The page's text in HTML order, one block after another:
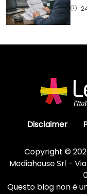
Disclaimer
Copyright ©
Mediahouse Srl -
Questo blog non è